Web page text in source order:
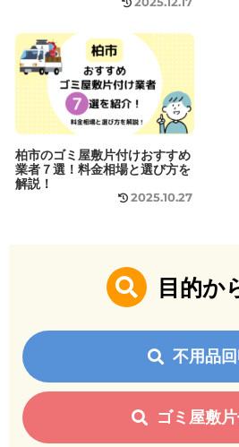
柏市のゴミ屋敷片付けおすすめ
業者７選！料金相場と選び方を
解説！
2025.10.27
目的か
不用品
ゴミ屋敷